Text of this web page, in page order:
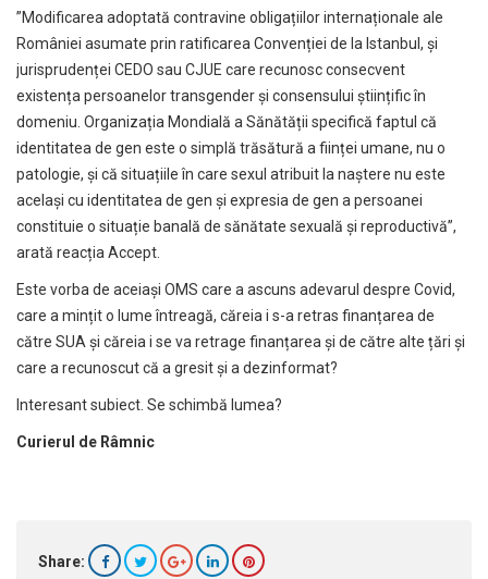
”Modificarea adoptată contravine obligațiilor internaționale ale
României asumate prin ratificarea Convenției de la Istanbul, și
jurisprudenței CEDO sau CJUE care recunosc consecvent
existența persoanelor transgender și consensului științific în
domeniu. Organizația Mondială a Sănătății specifică faptul că
identitatea de gen este o simplă trăsătură a ființei umane, nu o
patologie, și că situațiile în care sexul atribuit la naștere nu este
același cu identitatea de gen și expresia de gen a persoanei
constituie o situație banală de sănătate sexuală și reproductivă”,
arată reacția Accept.
Este vorba de aceiași OMS care a ascuns adevarul despre Covid,
care a mințit o lume întreagă, căreia i s-a retras finanțarea de
către SUA și căreia i se va retrage finanțarea și de către alte țări și
care a recunoscut că a gresit și a dezinformat?
Interesant subiect. Se schimbă lumea?
Curierul de Râmnic
Share: